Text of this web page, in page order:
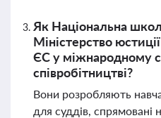
Як Національна
Міністерство
ЄС у міжнародному
співробітництві?
Вони розробляють
для суддів, спрямовані